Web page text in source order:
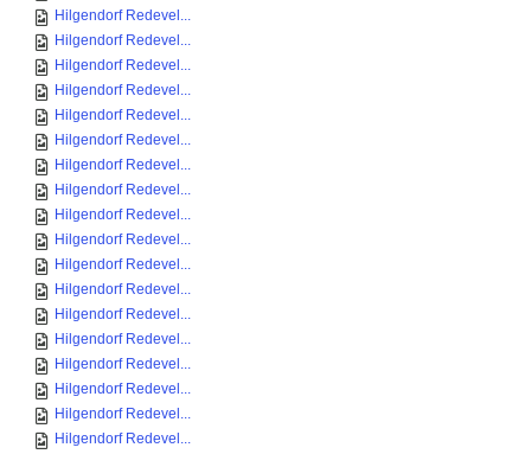
Hilgendorf Redevel...
Hilgendorf Redevel...
Hilgendorf Redevel...
Hilgendorf Redevel...
Hilgendorf Redevel...
Hilgendorf Redevel...
Hilgendorf Redevel...
Hilgendorf Redevel...
Hilgendorf Redevel...
Hilgendorf Redevel...
Hilgendorf Redevel...
Hilgendorf Redevel...
Hilgendorf Redevel...
Hilgendorf Redevel...
Hilgendorf Redevel...
Hilgendorf Redevel...
Hilgendorf Redevel...
Hilgendorf Redevel...